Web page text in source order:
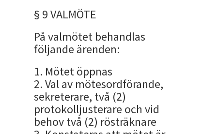
§ 9 VALMÖTE
På valmötet behandlas
följande ärenden:
1. Mötet öppnas
2. Val av mötesordförande,
sekreterare, två (2)
protokolljusterare och vid
behov två (2) rösträknare